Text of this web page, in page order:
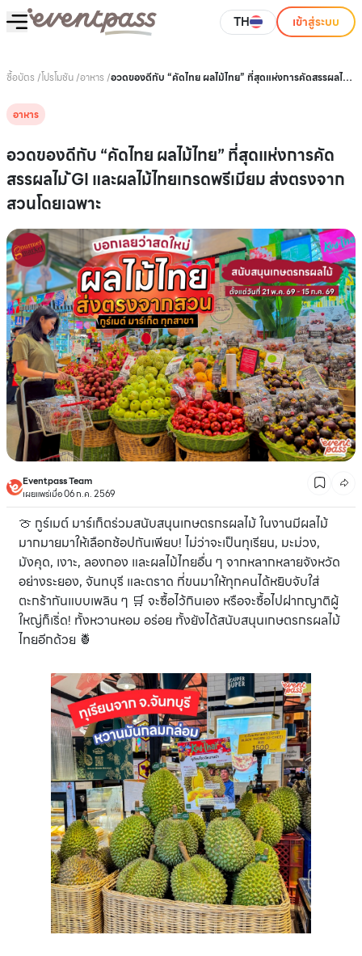
TH เข้าสู่ระบบ
ซื้อบัตร /โปรโมชัน/อาหาร /อวดของดีกับ “คัดไทย ผลไม้ไทย” ที่สุดแห่งการคัดสรรผลไม
อาหาร
อวดของดีกับ “คัดไทย ผลไม้ไทย” ที่สุดแห่งการคัด
สรรผลไม ้GI และผลไม้ไทยเกรดพรีเมียม ส่งตรงจาก
สวนโดยเฉพาะ
Eventpass Team
เผยแพร่เมื่อ 06 ก.ค. 2569
🍈 กูร์เมต์ มาร์เก็ตร่วมสนับสนุนเกษตรกรผลไม้ ในงานมีผลไม้
มากมายมาให้เลือกช้อปกันเพียบ! ไม่ว่าจะเป็นทุเรียน, มะม่วง,
มังคุด, เงาะ, ลองกอง และผลไม้ไทยอื่น ๆ จากหลากหลายจังหวัด
อย่างระยอง, จันทบุรี และตราด ที่ขนมาให้ทุกคนได้หยิบจับใส่
ตะกร้ากันแบบเพลิน ๆ 🛒 จะซื้อไว้กินเอง หรือจะซื้อไปฝากญาติผู้
ใหญ่ก็เริ่ด! ทั้งหวานหอม อร่อย ทั้งยังได้สนับสนุนเกษตรกรผลไม้
ไทยอีกด้วย 🍍